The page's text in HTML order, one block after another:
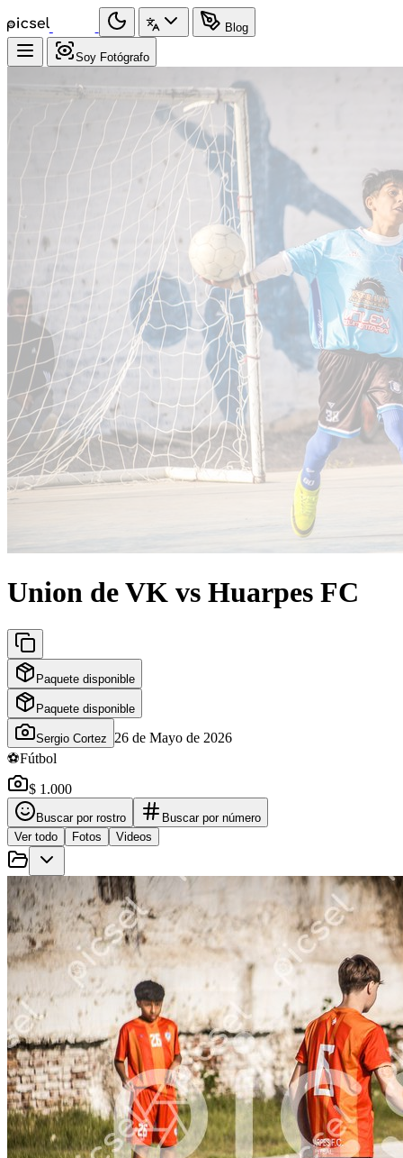
Blog
Soy Fotógrafo
Union de VK vs Huarpes FC
Paquete disponible
Paquete disponible
Sergio Cortez
26 de Mayo de 2026
⚽Fútbol
$ 1.000
Buscar por rostro
Buscar por número
Ver todo
Fotos Videos